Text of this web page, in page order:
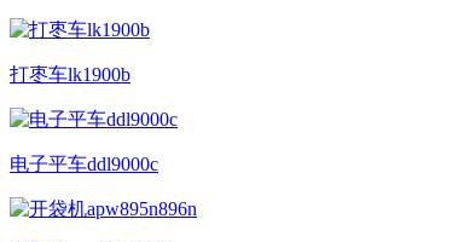
打枣车lk1900b
电子平车ddl9000c